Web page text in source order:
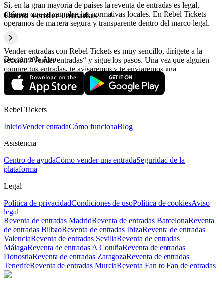
Sí, en la gran mayoría de países la reventa de entradas es legal,
siempre que se cumplan las normativas locales. En Rebel Tickets
operamos de manera segura y transparente dentro del marco legal.
Cómo vender entradas
Vender entradas con Rebel Tickets es muy sencillo, dirígete a la
sección “Vender entradas“ y sigue los pasos. Una vez que alguien
compre tus entradas, te avisaremos y te enviaremos una
confirmación con la información relativa al pago.
Descarga la App
Rebel Tickets
InicioVender entradaCómo funcionaBlog
Asistencia
Centro de ayudaCómo vender una entradaSeguridad de la
plataforma
Legal
Política de privacidadCondiciones de usoPolítica de cookiesAviso
legal
Reventa de entradas MadridReventa de entradas BarcelonaReventa
de entradas BilbaoReventa de entradas IbizaReventa de entradas
ValenciaReventa de entradas SevillaReventa de entradas
MálagaReventa de entradas A CoruñaReventa de entradas
DonostiaReventa de entradas ZaragozaReventa de entradas
TenerifeReventa de entradas MurciaReventa Fan to Fan de entradas